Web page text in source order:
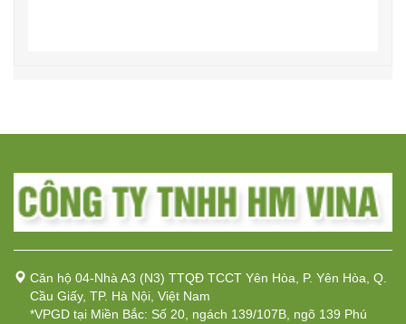
Căn hộ 04-Nhà A3 (N3) TTQĐ TCCT Yên Hòa, P. Yên Hòa, Q.
Cầu Giấy, TP. Hà Nội, Việt Nam
*VPGD tại Miền Bắc: Số 20, ngách 139/107B, ngõ 139 Phú